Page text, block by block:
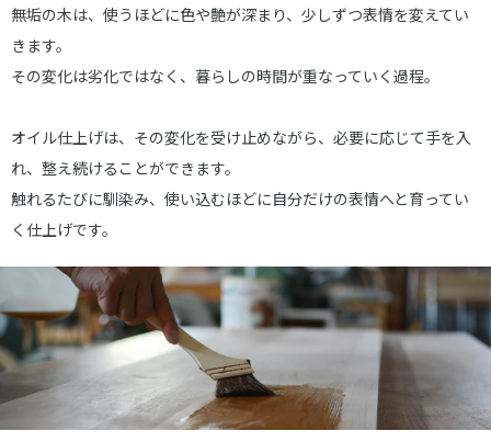
無垢の木は、使うほどに色や艶が深まり、少しずつ表情を変えてい
きます。
その変化は劣化ではなく、暮らしの時間が重なっていく過程。
オイル仕上げは、その変化を受け止めながら、必要に応じて手を入
れ、整え続けることができます。
触れるたびに馴染み、使い込むほどに自分だけの表情へと育ってい
く仕上げです。